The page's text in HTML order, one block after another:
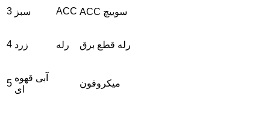
3 سبز ACC ACC سوییچ
4 زرد رله رله قطع برق
5
آبی قهوه
ای
میکروفون